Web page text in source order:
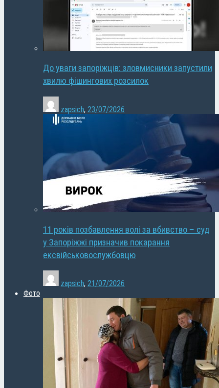
До уваги запоріжців: зловмисники запустили
хвилю фішингових розсилок
zapsich, 23/07/2026
11 років позбавлення волі за вбивство – суд
у Запоріжжі призначив покарання
ексвійськовослужбовцю
zapsich, 21/07/2026
Фото